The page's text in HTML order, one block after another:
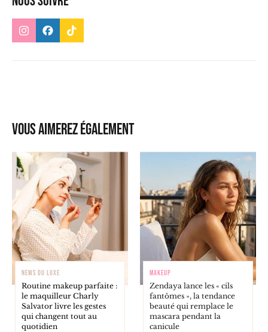
Vous aimerez également
NEWS DU LUXE
Routine makeup parfaite :
le maquilleur Charly
Salvator livre les gestes
qui changent tout au
quotidien
MAKEUP
Zendaya lance les « cils
fantômes », la tendance
beauté qui remplace le
mascara pendant la
canicule